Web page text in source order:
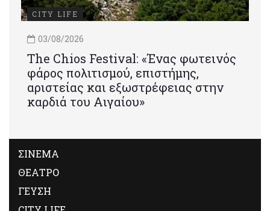
CITY LIFE
03/08/2026
Τhe Chios Festival: «Ένας φωτεινός
φάρος πολιτισμού, επιστήμης,
αριστείας και εξωστρέφειας στην
καρδιά του Αιγαίου»
ΣΙΝΕΜΑ
ΘΕΑΤΡΟ
ΓΕΥΣΗ